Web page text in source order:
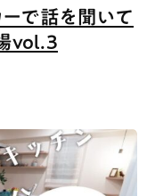
ーで話を聞いて
vol.3